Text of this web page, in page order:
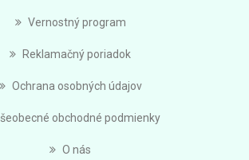
Vernostný program
Reklamačný poriadok
Ochrana osobných údajov
obchodné podmienky
O nás